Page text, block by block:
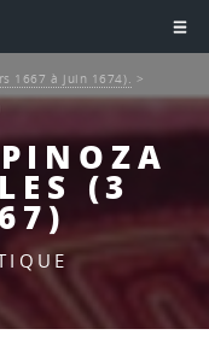
(3
1667 à juin 1674).
>